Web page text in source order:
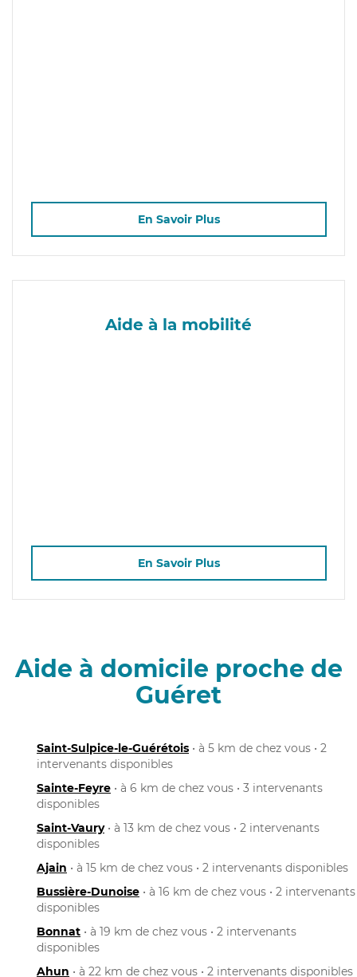
En Savoir Plus
Aide à la mobilité
En Savoir Plus
Aide à domicile proche de
Guéret
Saint-Sulpice-le-Guérétois • à 5 km de chez vous • 2
intervenants disponibles
Sainte-Feyre • à 6 km de chez vous • 3 intervenants
disponibles
Saint-Vaury• à 13 km de chez vous • 2 intervenants
disponibles
Ajain • à 15 km de chez vous • 2 intervenants disponibles
Bussière-Dunoise • à 16 km de chez vous • 2 intervenants
disponibles
Bonnat • à 19 km de chez vous • 2 intervenants
disponibles
Ahun • à 22 km de chez vous • 2 intervenants disponibles